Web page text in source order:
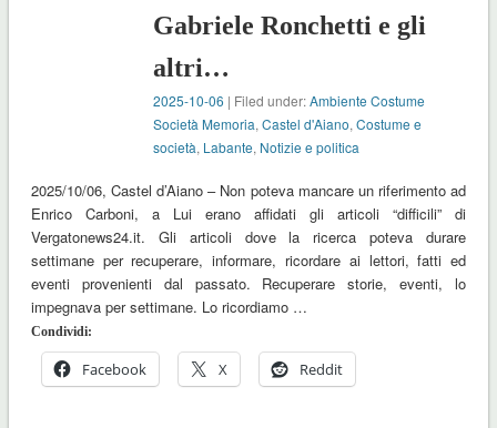
Gabriele Ronchetti e gli
altri…
2025-10-06 | Filed under:Ambiente Costume
Società Memoria,Castel d'Aiano,Costume e
società, Labante, Notizie e politica
2025/10/06, Castel d’Aiano – Non poteva mancare un riferimento ad
Enrico Carboni, a Lui erano affidati gli articoli “difficili” di
Vergatonews24.it. Gli articoli dove la ricerca poteva durare
settimane per recuperare, informare, ricordare ai lettori, fatti ed
eventi provenienti dal passato. Recuperare storie, eventi, lo
impegnava per settimane. Lo ricordiamo …
Condividi:
Facebook X Reddit